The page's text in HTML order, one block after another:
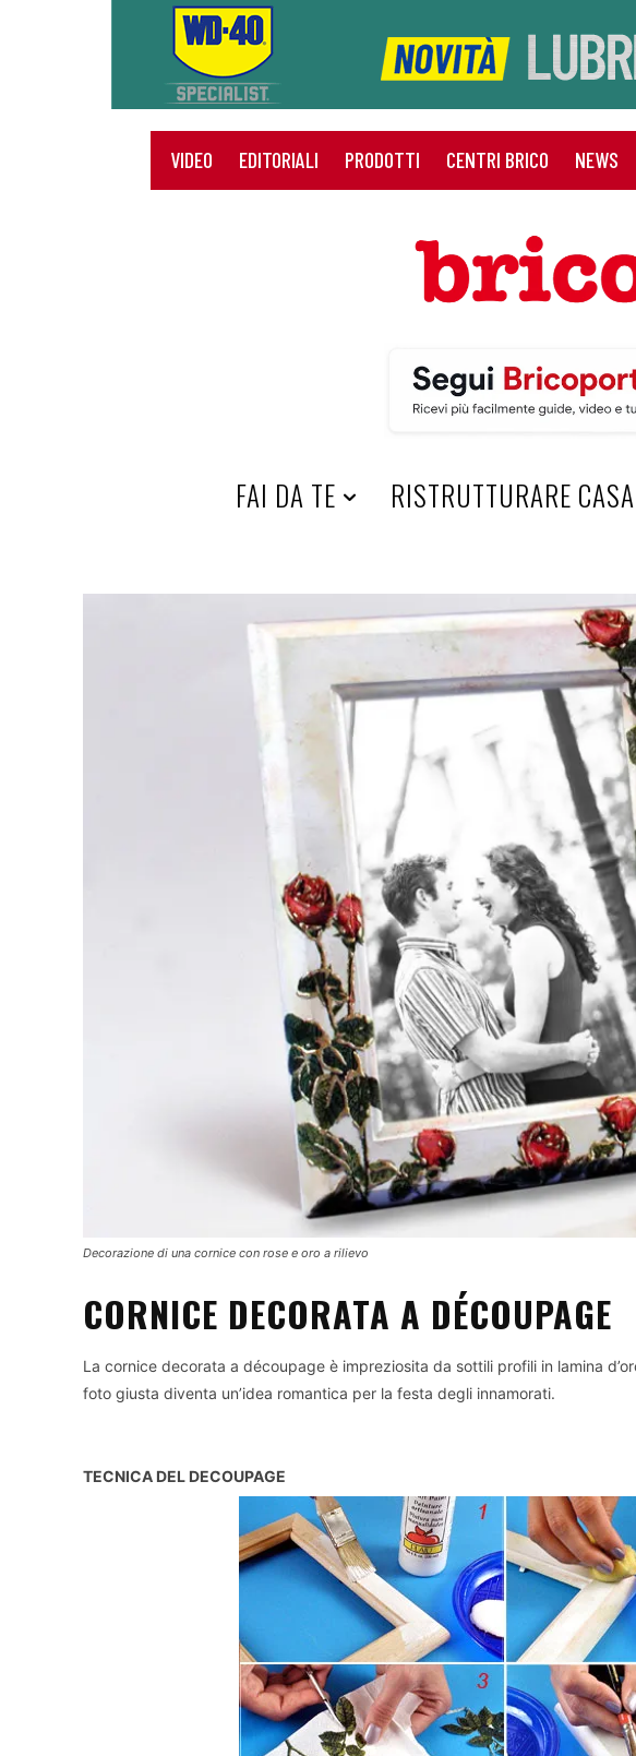
VIDEO EDITORIALI PRODOTTI CENTRI BRICO NEWS
HOME
FAI DA TE RISTRUTTURARE CASA
Decorazione di una cornice con rose e oro a rilievo
CORNICE DECORATA A DÉCOUPAGE
La cornice decorata a découpage è impreziosita da sottili profili in lamina
foto giusta diventa un’idea romantica per la festa degli innamorati.
TECNICA DEL DECOUPAGE